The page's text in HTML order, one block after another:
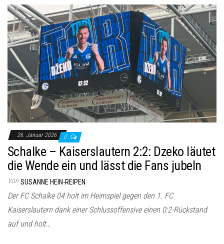
26. Januar 2026 0
Schalke – Kaiserslautern 2:2: Dzeko läutet
die Wende ein und lässt die Fans jubeln
Von SUSANNE HEIN-REIPEN
Der FC Schalke 04 holt im Heimspiel gegen den 1. FC
Kaiserslautern dank einer Schlussoffensive einen 0:2-Rückstand
auf und holt…